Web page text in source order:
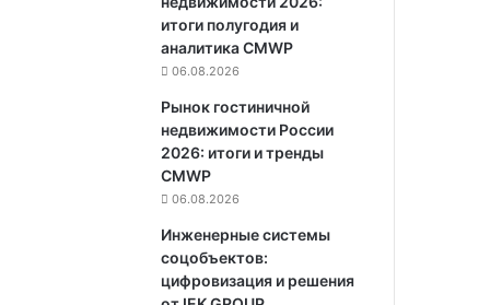
итоги полугодия и
аналитика CMWP
06.08.2026
Рынок гостиничной
недвижимости России
2026: итоги и тренды
CMWP
06.08.2026
Инженерные системы
соцобъектов:
цифровизация и решения